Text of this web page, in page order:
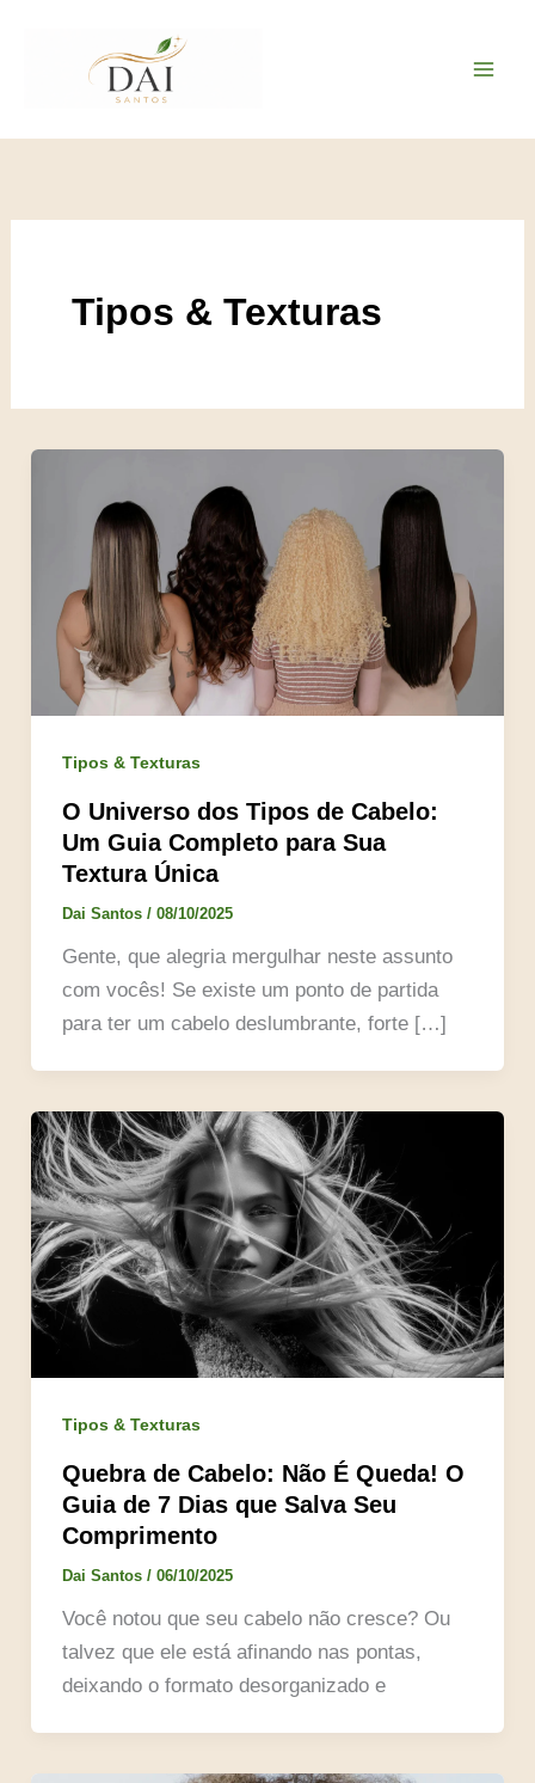
Tipos & Texturas
Tipos & Texturas
O Universo dos Tipos de Cabelo:
Um Guia Completo para Sua
Textura Única
Dai Santos / 08/10/2025
Gente, que alegria mergulhar neste assunto
com vocês! Se existe um ponto de partida
para ter um cabelo deslumbrante, forte […]
Tipos & Texturas
Quebra de Cabelo: Não É Queda! O
Guia de 7 Dias que Salva Seu
Comprimento
Dai Santos / 06/10/2025
Você notou que seu cabelo não cresce? Ou
talvez que ele está afinando nas pontas,
deixando o formato desorganizado e